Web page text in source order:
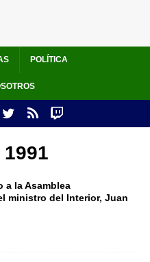
POLÍTICA
a la Asamblea
ministro del Interior, Juan